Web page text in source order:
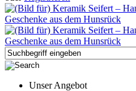
Unser Angebot